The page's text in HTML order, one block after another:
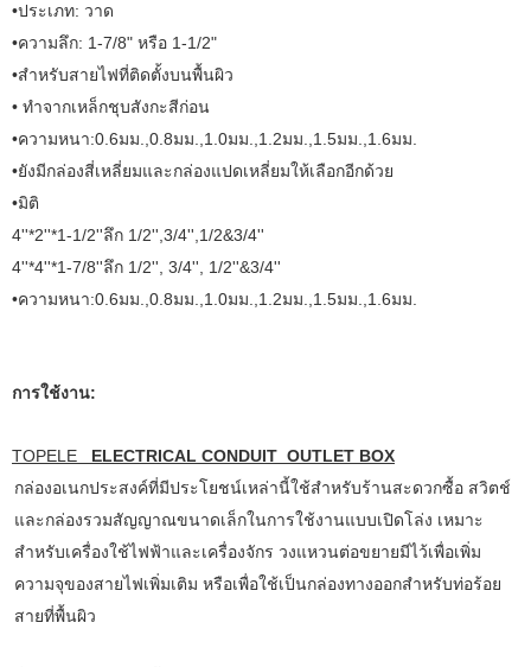
•ประเภท: วาด
•ความลึก: 1-7/8" หรือ 1-1/2"
•สำหรับสายไฟที่ติดตั้งบนพื้นผิว
• ทำจากเหล็กชุบสังกะสีก่อน
•ความหนา:0.6มม.,0.8มม.,1.0มม.,1.2มม.,1.5มม.,1.6มม.
•ยังมีกล่องสี่เหลี่ยมและกล่องแปดเหลี่ยมให้เลือกอีกด้วย
•มิติ
4''*2''*1-1/2''ลึก 1/2'',3/4'',1/2&3/4''
4''*4''*1-7/8''ลึก 1/2'', 3/4'', 1/2''&3/4''
•ความหนา:0.6มม.,0.8มม.,1.0มม.,1.2มม.,1.5มม.,1.6มม.
การใช้งาน:
TOPELE
ELECTRICAL CONDUIT OUTLET BOX
กล่องอเนกประสงค์ที่มีประโยชน์เหล่านี้ใช้สำหรับร้านสะดวกซื้อ สวิตช์
และกล่องรวมสัญญาณขนาดเล็กในการใช้งานแบบเปิดโล่ง เหมาะ
สำหรับเครื่องใช้ไฟฟ้าและเครื่องจักร วงแหวนต่อขยายมีไว้เพื่อเพิ่ม
ความจุของสายไฟเพิ่มเติม หรือเพื่อใช้เป็นกล่องทางออกสำหรับท่อร้อย
สายที่พื้นผิว